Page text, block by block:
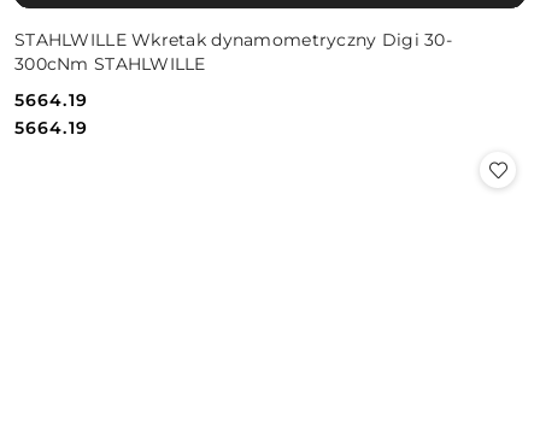
STAHLWILLE Wkretak dynamometryczny Digi 30-
300cNm STAHLWILLE
Cena:
5664.19
Cena:
5664.19